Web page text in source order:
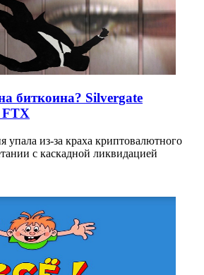
биткоина? Silvergate
FTX
упала из-за краха криптовалютного
с каскадной ликвидацией